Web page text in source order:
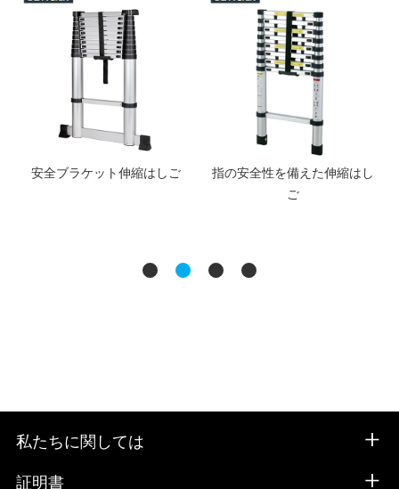
安全ブラケット伸縮はしご
指の安全性を備えた伸縮はし
ご
私たちに関しては
証明書